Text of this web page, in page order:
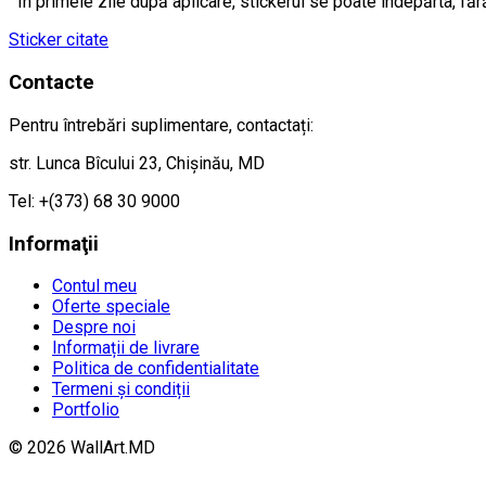
Sticker citate
Contacte
Pentru întrebări suplimentare, contactați:
str. Lunca Bîcului 23, Chișinău, MD
Tel: +(373) 68 30 9000
Informaţii
Contul meu
Oferte speciale
Despre noi
Informații de livrare
Politica de confidentialitate
Termeni și condiții
Portfolio
© 2026 WallArt.MD